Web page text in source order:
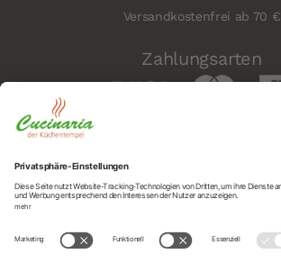
Versandkostenfrei ab 70 €
Zahlungsarten
Sicherheit